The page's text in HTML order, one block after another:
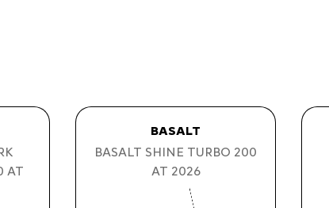
AT
BASALT
BASALT SHINE TURBO 200
AT 2026